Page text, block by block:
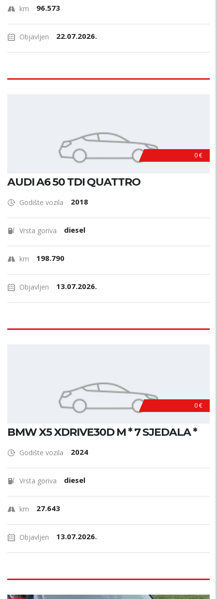
km 96.573
Objavljen 22.07.2026.
0 €
AUDI A6 50 TDI QUATTRO
Godište vozila 2018
Vrsta goriva diesel
km 198.790
Objavljen 13.07.2026.
0 €
BMW X5 XDRIVE30D M * 7 SJEDALA *
Godište vozila 2024
Vrsta goriva diesel
km 27.643
Objavljen 13.07.2026.